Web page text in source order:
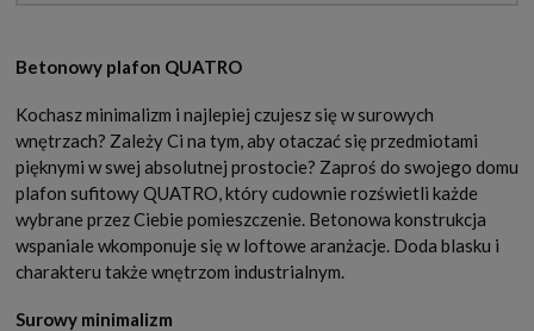
Betonowy plafon QUATRO
Kochasz minimalizm i najlepiej czujesz się w surowych
wnętrzach? Zależy Ci na tym, aby otaczać się przedmiotami
pięknymi w swej absolutnej prostocie? Zaproś do swojego domu
plafon sufitowy QUATRO, który cudownie rozświetli każde
wybrane przez Ciebie pomieszczenie. Betonowa konstrukcja
wspaniale wkomponuje się w loftowe aranżacje. Doda blasku i
charakteru także wnętrzom industrialnym.
Surowy minimalizm